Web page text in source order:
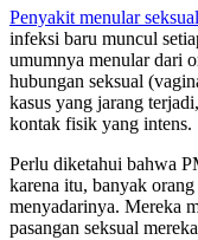
Penyakit menular
infeksi baru muncul
umumnya menular dari
hubungan seksual
kasus yang jarang
kontak fisik yang intens.
Perlu diketahui bahwa
karena itu, banyak
menyadarinya. Mereka
pasangan seksual